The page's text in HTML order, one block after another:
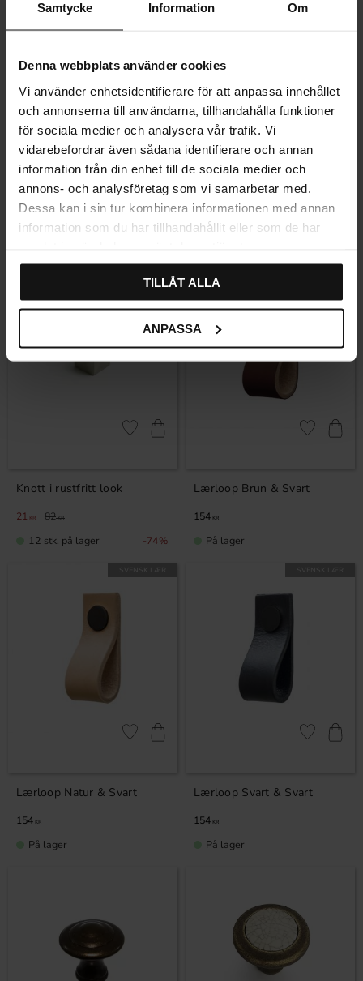
Samtycke Information Om
Denna webbplats använder cookies
Vi använder enhetsidentifierare för att anpassa innehållet
och annonserna till användarna, tillhandahålla funktioner
för sociala medier och analysera vår trafik. Vi
vidarebefordrar även sådana identifierare och annan
information från din enhet till de sociala medier och
annons- och analysföretag som vi samarbetar med.
Dessa kan i sin tur kombinera informationen med annan
information som du har tillhandahållit eller som de har
TILLÅT ALLA
ANPASSA
Knott Beteby Matt nikkel
Karakter: (1)4.0 av 5 mulige
32 KR 50 KR
Lagre som favoritt
På lager
Knott Krom
21 KR 62KR
13 stk. på lager
Knott i rustfritt look
21 KR 82KR
74%
Lagre som favoritt
12 stk. på lager
Lærloop Brun & Svart
154 KR
SVENSK LÆR
Lagre som
På lager
Lærloop Natur & Svart
154 KR
SVENSK LÆR
Lagre som favoritt
På lager
Lærloop Svart & Svart
154 KR
SVENSK LÆR
Lagre som
På lager